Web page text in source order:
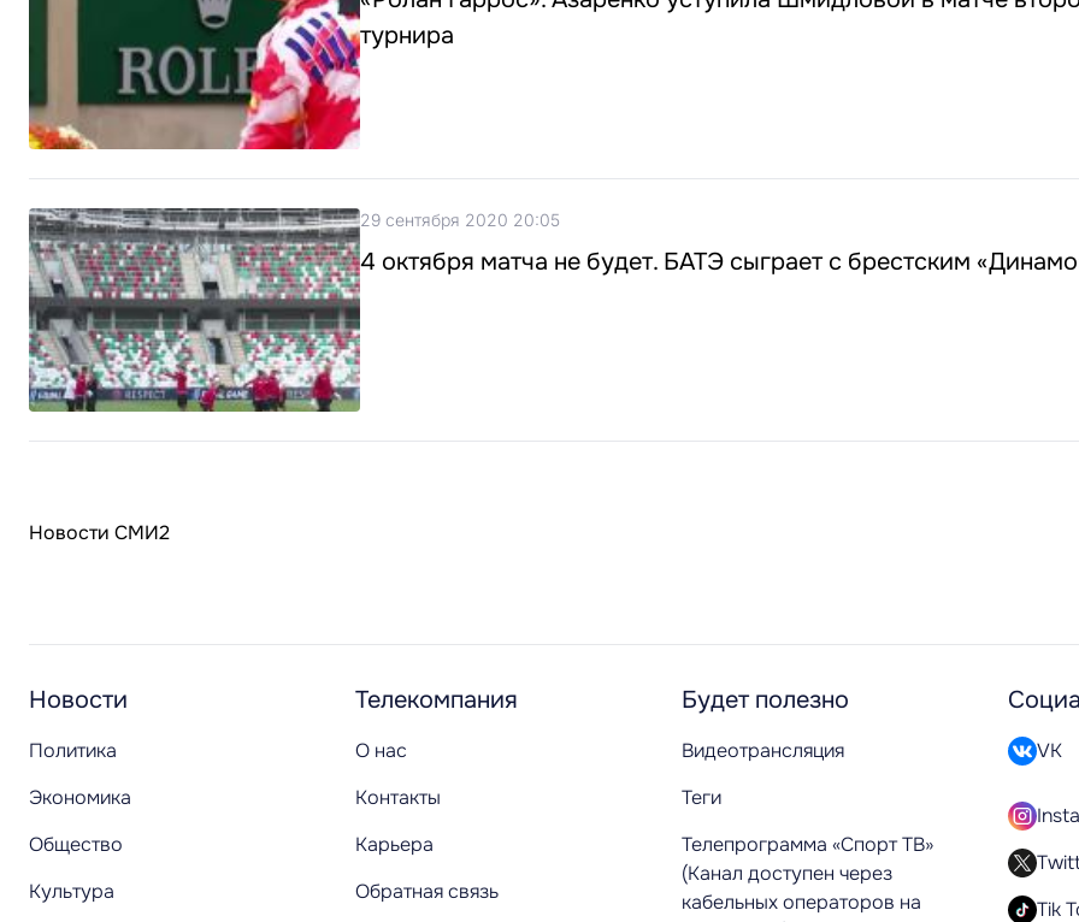
турнира
29 сентября 2020 20:05
4 октября матча не будет. БАТЭ сыграет с брестским
Новости СМИ2
Новости
Политика
Экономика
Общество
Культура
Телекомпания
О нас
Контакты
Карьера
Обратная связь
Будет полезно
Видеотрансляция
Теги
Телепрограмма «Спорт ТВ»
(Канал доступен через
кабельных операторов на
VK
Tik